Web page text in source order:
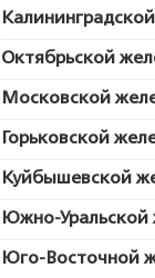
Октябрьской
Московской
Горьковской
Куйбышевской
Южно-Уральской
Юго-Восточной